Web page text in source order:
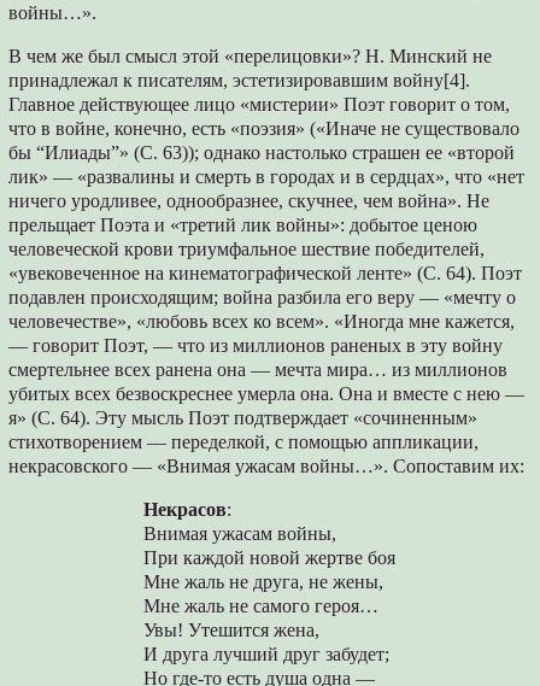
войны…».
В чем же был смысл этой «перелицовки»? Н. Минский не
принадлежал к писателям, эстетизировавшим войну[4].
Главное действующее лицо «мистерии» Поэт говорит о том,
что в войне, конечно, есть «поэзия» («Иначе не существовало
бы “Илиады”» (С. 63)); однако настолько страшен ее «второй
лик» — «развалины и смерть в городах и в сердцах», что «нет
ничего уродливее, однообразнее, скучнее, чем война». Не
прельщает Поэта и «третий лик войны»: добытое ценою
человеческой крови триумфальное шествие победителей,
«увековеченное на кинематографической ленте» (С. 64). Поэт
подавлен происходящим; война разбила его веру — «мечту о
человечестве», «любовь всех ко всем». «Иногда мне кажется,
— говорит Поэт, — что из миллионов раненых в эту войну
смертельнее всех ранена она — мечта мира… из миллионов
убитых всех безвоскреснее умерла она. Она и вместе с нею —
я» (С. 64). Эту мысль Поэт подтверждает «сочиненным»
стихотворением — переделкой, с помощью аппликации,
некрасовского — «Внимая ужасам войны…». Сопоставим их:
Некрасов:
Внимая ужасам войны,
При каждой новой жертве боя
Мне жаль не друга, не жены,
Мне жаль не самого героя…
Увы! Утешится жена,
И друга лучший друг забудет;
Но где-то есть душа одна —